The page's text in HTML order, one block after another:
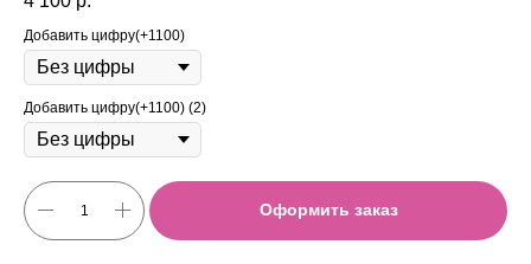
Добавить цифру(+1100)
Добавить цифру(+1100) (2)
Оформить заказ